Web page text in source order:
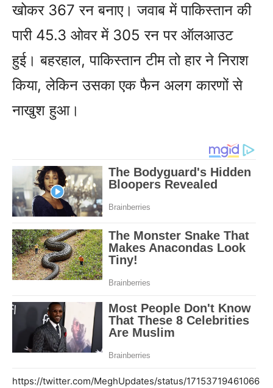
खोकर 367 रन बनाए। जवाब में पाकिस्‍तान की
पारी 45.3 ओवर में 305 रन पर ऑलआउट
हुई। बहरहाल, पाकिस्‍तान टीम तो हार ने निराश
किया, लेकिन उसका एक फैन अलग कारणों से
नाखुश हुआ।
https://twitter.com/MeghUpdates/status/17153719461066